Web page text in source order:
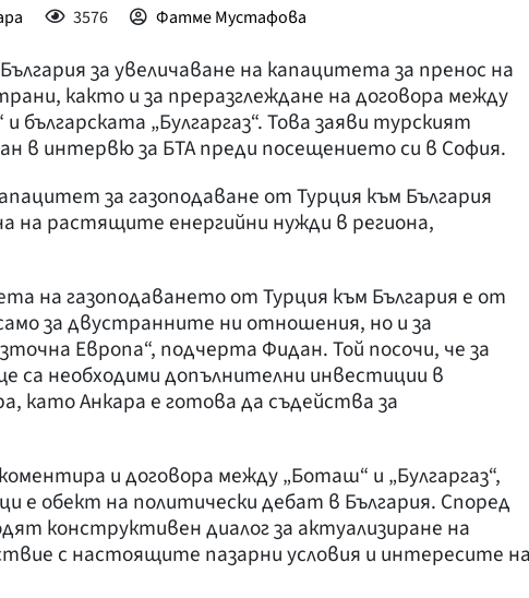
3576 Фатме Мустафова
за увеличаване на капацитета за пренос на
както и за преразглеждане на договора между
„Булгаргаз“. Това заяви турският
в интервю за БТА преди посещението си в София.
за газоподаване от Турция към България
на растящите енергийни нужди в региона,
на газоподаването от Турция към България е от
за двустранните ни отношения, но и за
Европа“, подчерта Фидан. Той посочи, че за
са необходими допълнителни инвестиции в
като Анкара е готова да съдейства за
и договора между „Боташ“ и „Булгаргаз“,
е обект на политически дебат в България. Според
конструктивен диалог за актуализиране на
с настоящите пазарни условия и интересите